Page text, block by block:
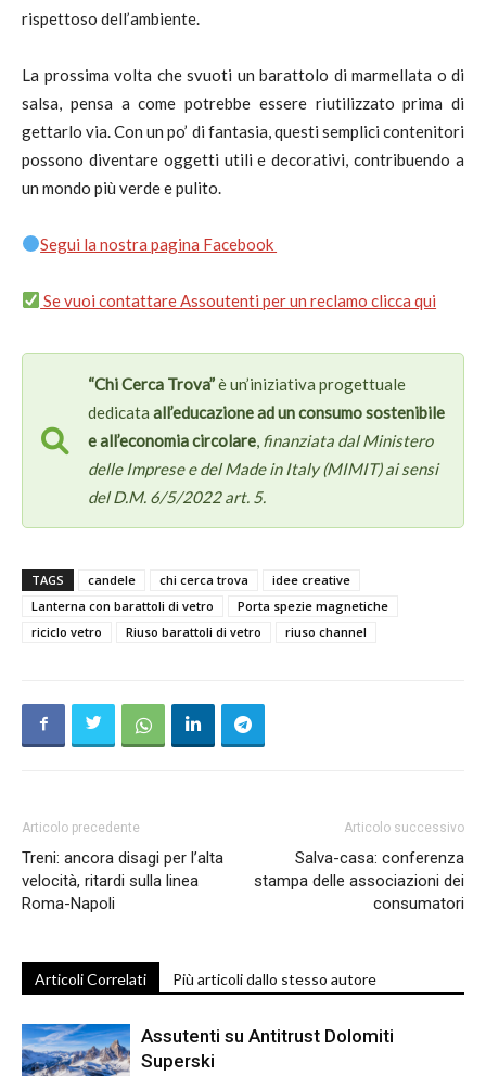
rispettoso dell’ambiente.
La prossima volta che svuoti un barattolo di marmellata o di
salsa, pensa a come potrebbe essere riutilizzato prima di
gettarlo via. Con un po’ di fantasia, questi semplici contenitori
possono diventare oggetti utili e decorativi, contribuendo a
un mondo più verde e pulito.
Segui la nostra pagina Facebook
Se vuoi contattare Assoutenti per un reclamo clicca qui
“Chi Cerca Trova”è un’iniziativa progettuale
dedicata all’educazione ad un consumo sostenibile
e all’economia circolare, finanziata dal Ministero
delle Imprese e del Made in Italy (MIMIT) ai sensi
del D.M. 6/5/2022 art. 5.
TAGS candele chi cerca trova
idee creative
Lanterna con barattoli di vetro
Porta spezie magnetiche
riciclo vetro
Riuso barattoli di vetro riuso channel
Articolo precedente
Treni: ancora disagi per l’alta
velocità, ritardi sulla linea
Roma-Napoli
Articolo successivo
Salva-casa: conferenza
stampa delle associazioni dei
consumatori
Articoli Correlati Più articoli dallo stesso autore
Assutenti su Antitrust Dolomiti
Superski